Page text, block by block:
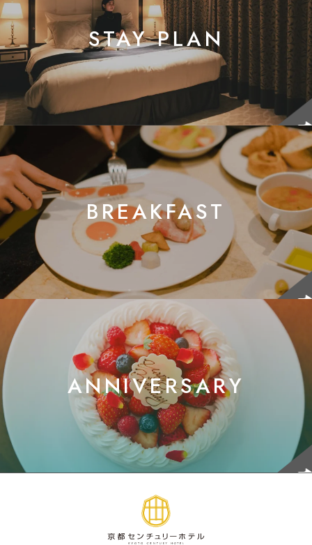
STAY PLAN
BREAKFAST
ANNIVERSARY